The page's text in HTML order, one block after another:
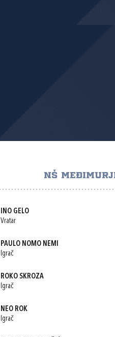
NŠ
INO GELO
Vratar
PAULO NOMO NEMI
Igrač
ROKO SKROZA
Igrač
NEO ROK
Igrač